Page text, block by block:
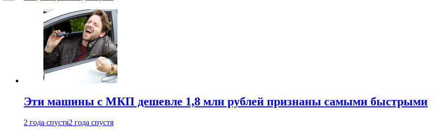
Эти машины с МКП дешевле 1,8 млн рублей признаны самыми быстрыми
2 года спустя2 года спустя